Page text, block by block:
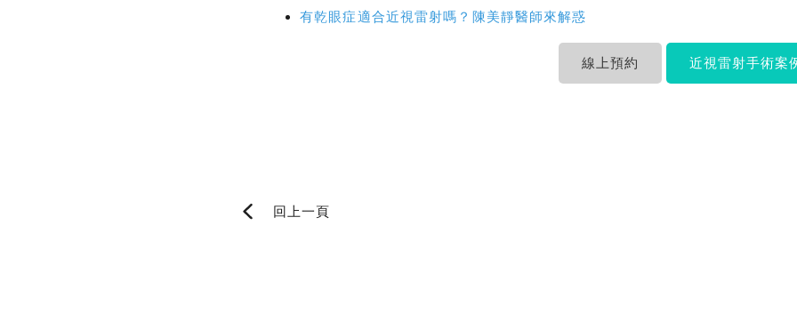
有乾眼症適合近視雷射嗎？陳美靜醫師來解惑
線上預約 近視雷射手術案
回上一頁